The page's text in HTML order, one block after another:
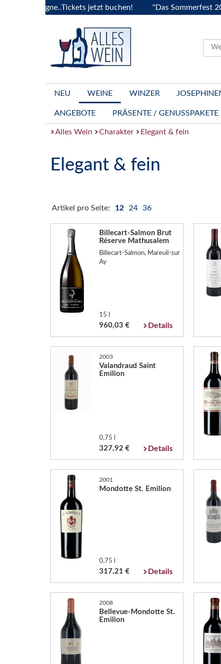
jetzt buchen! "Das Sommerfest 2026"
NEU WEINE WINZER
ANGEBOTE PRÄSENTE / GENUSSPAKETE
Alles Wein Charakter Elegant & fein
Elegant & fein
Artikel pro Seite: 12 24 36
Billecart-Salmon Brut
Réserve Mathusalem
Billecart-Salmon, Mareuil-sur
Ay
15 l
960,03 € Details
2003
Valandraud Saint
Emilion
0,75 l
327,92 € Details
2001
Mondotte St. Emilion
0,75 l
317,21 € Details
2008
Bellevue-Mondotte St.
Emilion